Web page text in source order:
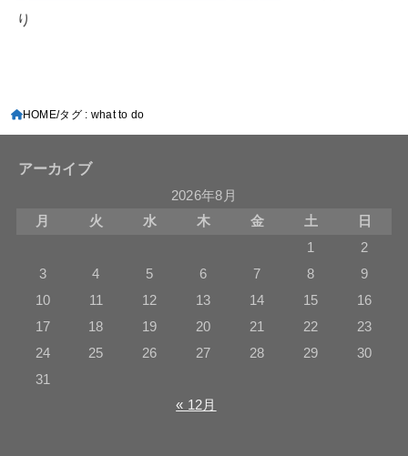
り
HOME タグ : what to do
アーカイブ
2026年8月
月
火 水 木 金 土
日
1
2
3
4 5 6 7 8
9
10
11 12 13 14 15
16
17
18 19 20 21 22
23
24
25 26 27 28 29
30
31
« 12月